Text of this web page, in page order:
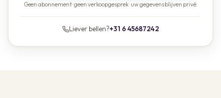
Geen abonnement · geen verkoopgesprek · uw gegevens blijven privé.
Liever bellen?+31 6 45687242